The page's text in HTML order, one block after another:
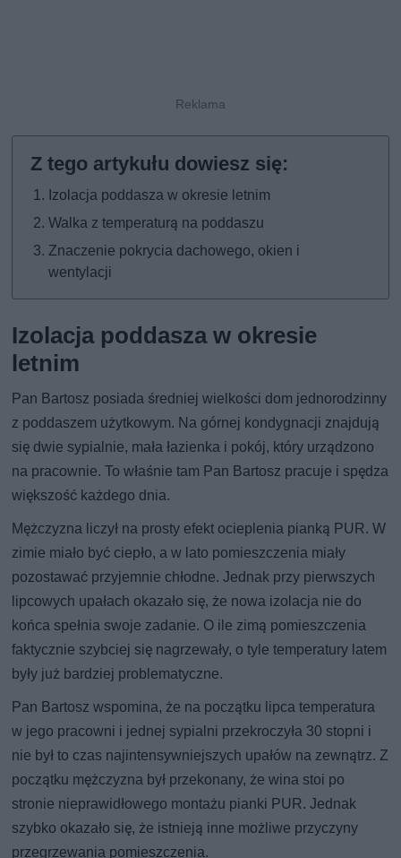
Izolacja poddasza w okresie letnim
Walka z temperaturą na poddaszu
Znaczenie pokrycia dachowego, okien i
wentylacji
Izolacja poddasza w okresie
letnim
Pan Bartosz posiada średniej wielkości dom jednorodzinny
z poddaszem użytkowym. Na górnej kondygnacji znajdują
się dwie sypialnie, mała łazienka i pokój, który urządzono
na pracownie. To właśnie tam Pan Bartosz pracuje i spędza
większość każdego dnia.
Mężczyzna liczył na prosty efekt ocieplenia pianką PUR. W
zimie miało być ciepło, a w lato pomieszczenia miały
pozostawać przyjemnie chłodne. Jednak przy pierwszych
lipcowych upałach okazało się, że nowa izolacja nie do
końca spełnia swoje zadanie. O ile zimą pomieszczenia
faktycznie szybciej się nagrzewały, o tyle temperatury latem
były już bardziej problematyczne.
Pan Bartosz wspomina, że na początku lipca temperatura
w jego pracowni i jednej sypialni przekroczyła 30 stopni i
nie był to czas najintensywniejszych upałów na zewnątrz. Z
początku mężczyzna był przekonany, że wina stoi po
stronie nieprawidłowego montażu pianki PUR. Jednak
szybko okazało się, że istnieją inne możliwe przyczyny
przegrzewania pomieszczenia.